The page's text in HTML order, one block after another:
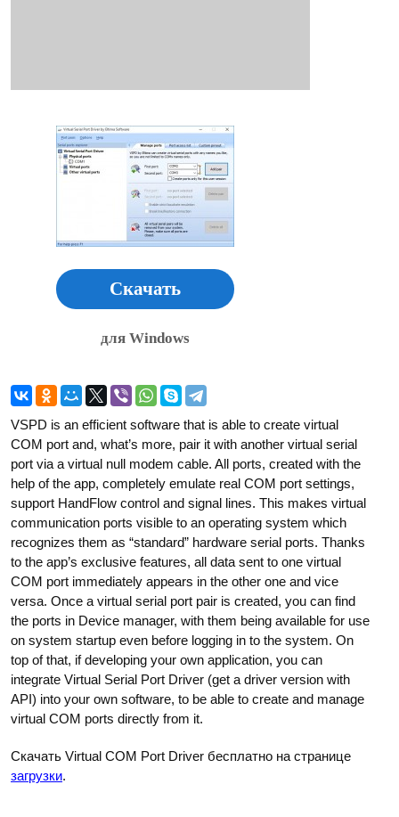
Скачать
для Windows
VSPD is an efficient software that is able to create virtual
COM port and, what’s more, pair it with another virtual serial
port via a virtual null modem cable. All ports, created with the
help of the app, completely emulate real COM port settings,
support HandFlow control and signal lines. This makes virtual
communication ports visible to an operating system which
recognizes them as “standard” hardware serial ports. Thanks
to the app’s exclusive features, all data sent to one virtual
COM port immediately appears in the other one and vice
versa. Once a virtual serial port pair is created, you can find
the ports in Device manager, with them being available for use
on system startup even before logging in to the system. On
top of that, if developing your own application, you can
integrate Virtual Serial Port Driver (get a driver version with
API) into your own software, to be able to create and manage
virtual COM ports directly from it.
Скачать Virtual COM Port Driver бесплатно на странице
загрузки.